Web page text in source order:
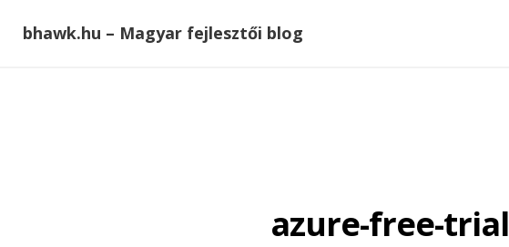
bhawk.hu – Magyar fejlesztői blog
azure-free-trial